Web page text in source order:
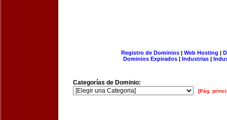
Registro de Dominios| Web Hosting |
Dominios Expirados | Industrias |
Categorías de Dominio:
[Pág.